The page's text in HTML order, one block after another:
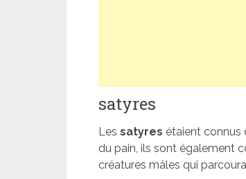
satyres
Les satyres étaient connus
du pain, ils sont également
créatures mâles qui